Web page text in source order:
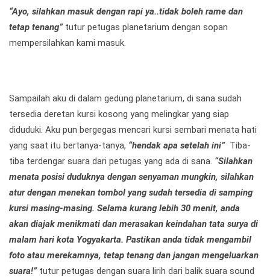
“Ayo, silahkan masuk dengan rapi ya..tidak boleh rame dan
tetap tenang”tutur petugas planetarium dengan sopan
mempersilahkan kami masuk.
Sampailah aku di dalam gedung planetarium, di sana sudah
tersedia deretan kursi kosong yang melingkar yang siap
diduduki. Aku pun bergegas mencari kursi sembari menata hati
yang saat itu bertanya-tanya, “hendak apa setelah ini” Tiba-
tiba terdengar suara dari petugas yang ada di sana. “Silahkan
menata posisi duduknya dengan senyaman mungkin, silahkan
atur dengan menekan tombol yang sudah tersedia di samping
kursi masing-masing. Selama kurang lebih 30 menit, anda
akan diajak menikmati dan merasakan keindahan tata surya di
malam hari kota Yogyakarta. Pastikan anda tidak mengambil
foto atau merekamnya, tetap tenang dan jangan mengeluarkan
suara!”tutur petugas dengan suara lirih dari balik suara sound